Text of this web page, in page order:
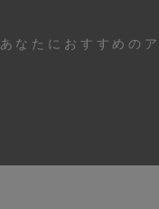
あなたにおすすめの